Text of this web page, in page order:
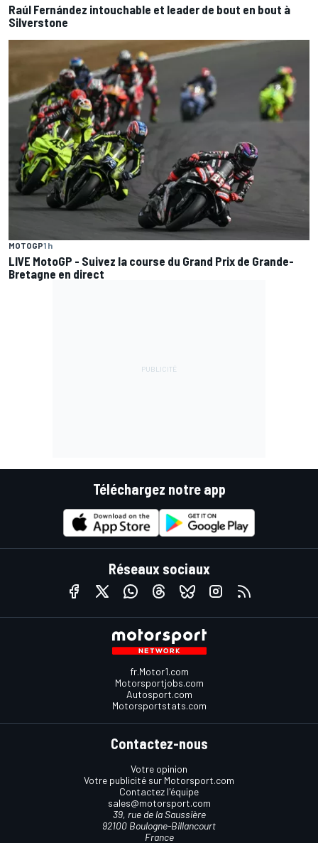
Raúl Fernández intouchable et leader de bout en bout à
Silverstone
MOTOGP1 h
LIVE MotoGP - Suivez la course du Grand Prix de Grande-
Bretagne en direct
Téléchargez notre app
Réseaux sociaux
fr.Motor1.com
Motorsportjobs.com
Autosport.com
Motorsportstats.com
Contactez-nous
Votre opinion
Votre publicité sur Motorsport.com
Contactez l'équipe
sales@motorsport.com
39, rue de la Saussière
92100 Boulogne-Billancourt
France